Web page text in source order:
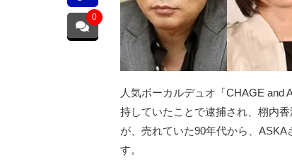
0
人気ボーカルデュオ「CHAGE and
持していたことで逮捕され、栩内
が、売れていた90年代から、ASKA
す。